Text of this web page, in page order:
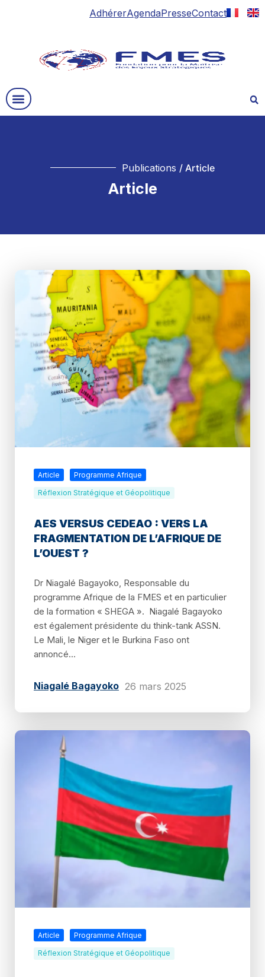
AdhérerAgendaPresseContact
Publications / Article
Article
Article Programme Afrique
Réflexion Stratégique et Géopolitique
AES VERSUS CEDEAO : VERS LA
FRAGMENTATION DE L’AFRIQUE DE
L’OUEST ?
Dr Niagalé Bagayoko, Responsable du
programme Afrique de la FMES et en particulier
de la formation « SHEGA ». Niagalé Bagayoko
est également présidente du think-tank ASSN.
Le Mali, le Niger et le Burkina Faso ont
annoncé...
Niagalé Bagayoko 26 mars 2025
Article Programme Afrique
Réflexion Stratégique et Géopolitique